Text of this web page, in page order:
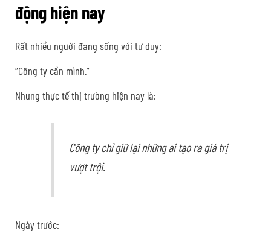
động hiện nay
Rất nhiều người đang sống với tư duy:
“Công ty cần mình.”
Nhưng thực tế thị trường hiện nay là:
Công ty chỉ giữ lại những ai tạo ra giá trị
vượt trội.
Ngày trước: